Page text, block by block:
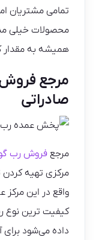
تمامی مشتریان
محصولات خیلی
همیشه به مقدار
مرجع
صادراتی
مرجعفروش رب
مرکزی تهیه کردن
واقع در این مرکز
کیفیت ترین نوع
داده می‌شود